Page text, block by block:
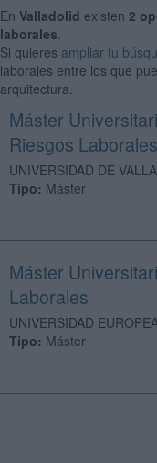
En Valladolid existen 2
laborales.
Si quieres ampliar tu
laborales entre los que
arquitectura.
Máster
Riesgos
UNIVERSIDAD DE
Tipo: Máster
Máster
Laborales
UNIVERSIDAD
Tipo: Máster